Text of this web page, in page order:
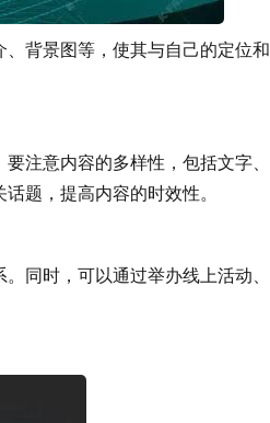
、背景图等，使其与自己的定位和
要注意内容的多样性，包括文字、
题，提高内容的时效性。
时，可以通过举办线上活动、